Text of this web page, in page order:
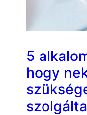
5
hogy